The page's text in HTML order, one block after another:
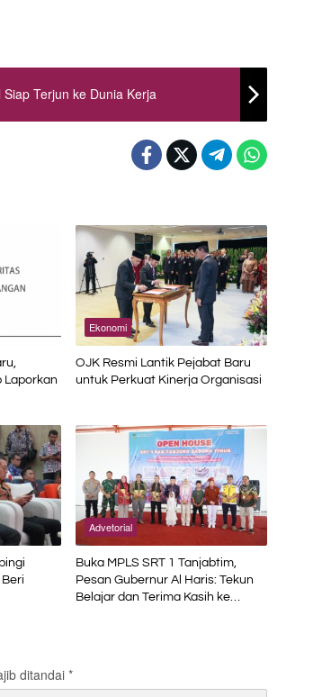
Terjun ke Dunia Kerja
Laporkan
Ekonomi
OJK Resmi Lantik Pejabat Baru
untuk Perkuat Kinerja Organisasi
Advetorial
Buka MPLS SRT 1 Tanjabtim,
Pesan Gubernur Al Haris: Tekun
Belajar dan Terima Kasih ke
ditandai*